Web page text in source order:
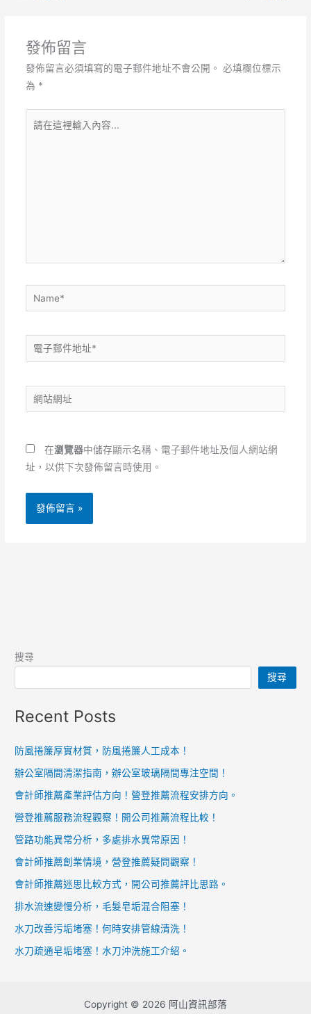
發佈留言
發佈留言必須填寫的電子郵件地址不會公開。 必填欄位標示
為 *
Name*
電
子
件
地
*
站
址
在瀏覽器中儲存顯示名稱、電子郵件地址及個人網站網
址，以供下次發佈留言時使用。
搜尋
搜尋
Recent Posts
防風捲簾厚實材質，防風捲簾人工成本！
辦公室隔間清潔指南，辦公室玻璃隔間專注空間！
會計師推薦產業評估方向！營登推薦流程安排方向。
營登推薦服務流程觀察！開公司推薦流程比較！
管路功能異常分析，多處排水異常原因！
會計師推薦創業情境，營登推薦疑問觀察！
會計師推薦迷思比較方式，開公司推薦評比思路。
排水流速變慢分析，毛髮皂垢混合阻塞！
水刀改善污垢堵塞！何時安排管線清洗！
水刀疏通皂垢堵塞！水刀沖洗施工介紹。
Copyright © 2026 阿山資訊部落